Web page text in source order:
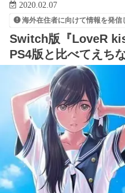
2020.02.07
海外在住者に向けて情報を発信
Switch版『LoveR
PS4版と比べてえち